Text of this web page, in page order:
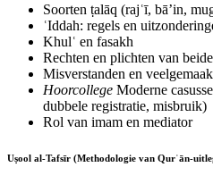
Soorten ṭalāq (rajʿī, bā’in,
ʿIddah: regels en
Khulʿ en fasakh
Rechten en plichten van
Misverstanden en
Hoorcollege Moderne
dubbele registratie, misbruik)
Rol van imam en mediator
Uṣool al‑Tafsīr (Methodologie van